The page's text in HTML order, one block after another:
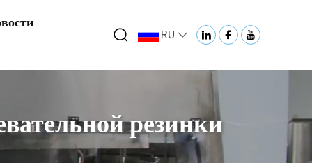
RU
резинки